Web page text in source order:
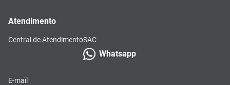
Atendimento
Central de AtendimentoSAC
Whatsapp
E-mail